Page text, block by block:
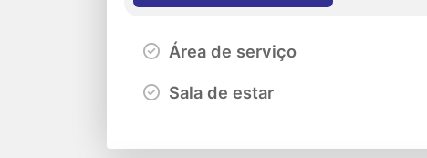
Área de serviço
Sala de estar